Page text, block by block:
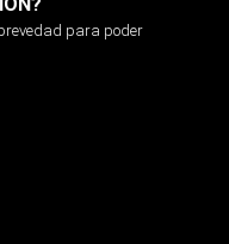
para poder